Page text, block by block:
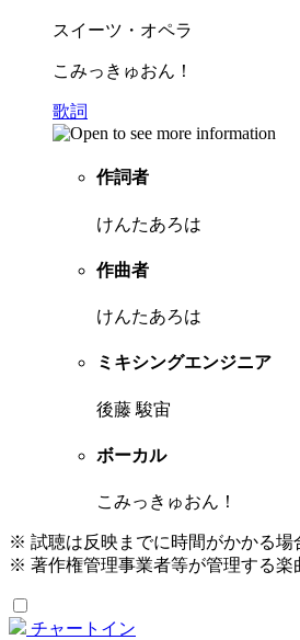
スイーツ・オペラ
こみっきゅおん！
歌詞
作詞者
けんたあろは
作曲者
けんたあろは
ミキシングエンジニア
後藤 駿宙
ボーカル
こみっきゅおん！
※ 試聴は反映までに時間がかかる場
※ 著作権管理事業者等が管理する楽
チャートイン